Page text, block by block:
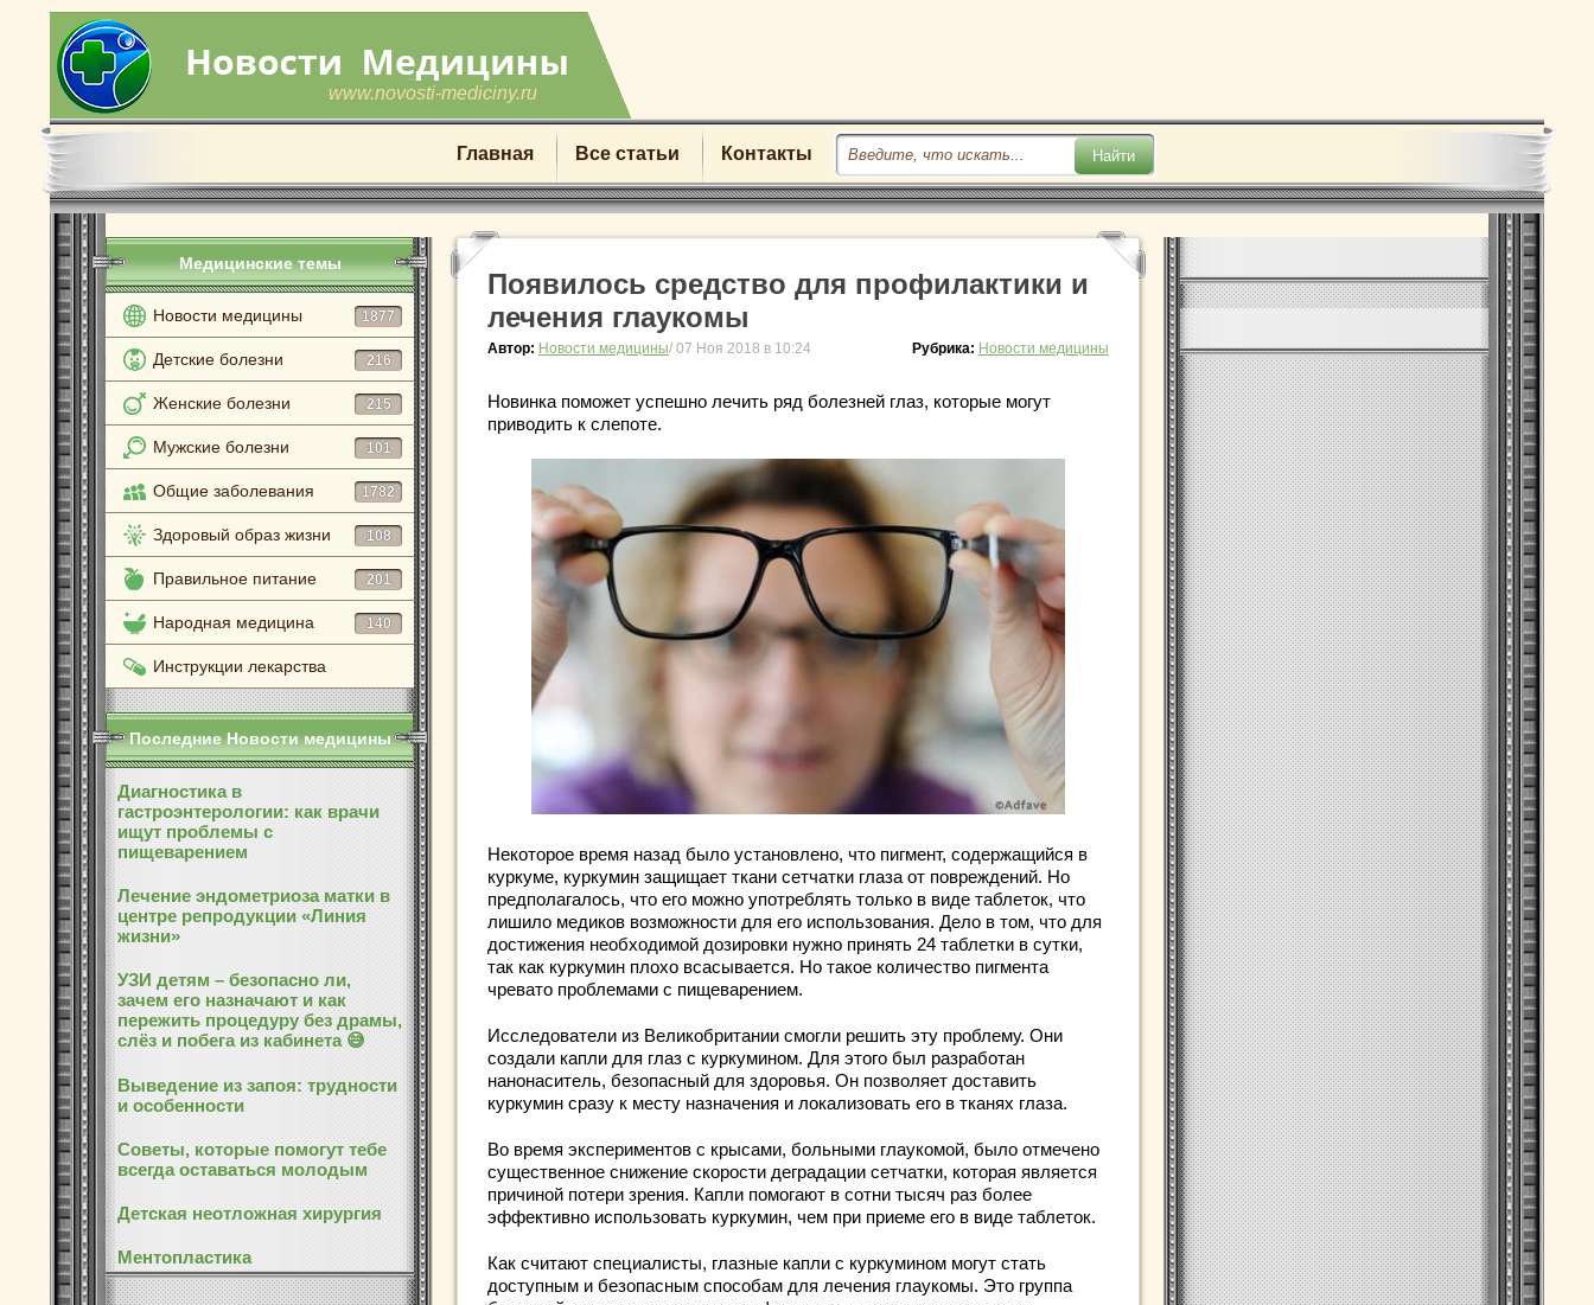
www.novosti-mediciny.ru
Главная Все статьи Контакты
Медицинские темы
Новости медицины 1877
Детские болезни 216
Женские болезни 215
Мужские болезни 101
Общие заболевания 1782
Здоровый образ жизни 108
Правильное питание 201
Народная медицина 140
Инструкции лекарства
Последние Новости медицины
Диагностика в
гастроэнтерологии: как врачи
ищут проблемы с
пищеварением
Лечение эндометриоза матки в
центре репродукции «Линия
жизни»
УЗИ детям – безопасно ли,
зачем его назначают и как
пережить процедуру без драмы,
слёз и побега из кабинета 😅
Выведение из запоя: трудности
и особенности
Советы, которые помогут тебе
всегда оставаться молодым
Детская неотложная хирургия
Ментопластика
Появилось средство для профилактики и
лечения глаукомы
Автор: Новости медицины/ 07 Ноя 2018 в 10:24 Рубрика: Новости медицины
Новинка поможет успешно лечить ряд болезней глаз, которые могут
приводить к слепоте.
Некоторое время назад было установлено, что пигмент, содержащийся в
куркуме, куркумин защищает ткани сетчатки глаза от повреждений. Но
предполагалось, что его можно употреблять только в виде таблеток, что
лишило медиков возможности для его использования. Дело в том, что для
достижения необходимой дозировки нужно принять 24 таблетки в сутки,
так как куркумин плохо всасывается. Но такое количество пигмента
чревато проблемами с пищеварением.
Исследователи из Великобритании смогли решить эту проблему. Они
создали капли для глаз с куркумином. Для этого был разработан
нанонаситель, безопасный для здоровья. Он позволяет доставить
куркумин сразу к месту назначения и локализовать его в тканях глаза.
Во время экспериментов с крысами, больными глаукомой, было отмечено
существенное снижение скорости деградации сетчатки, которая является
причиной потери зрения. Капли помогают в сотни тысяч раз более
эффективно использовать куркумин, чем при приеме его в виде таблеток.
Как считают специалисты, глазные капли с куркумином могут стать
доступным и безопасным способам для лечения глаукомы. Это группа